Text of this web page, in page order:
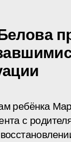
ребёнка
с